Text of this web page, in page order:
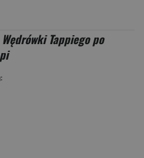
Wędrówki Tappiego po